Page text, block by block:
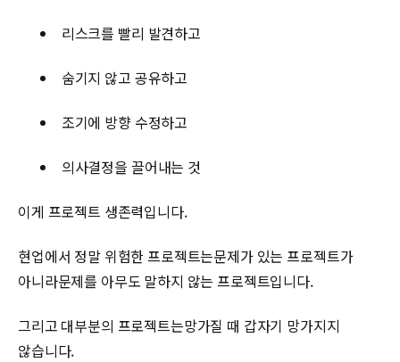
리스크를 빨리 발견하고
숨기지 않고 공유하고
조기에 방향 수정하고
의사결정을 끌어내는 것
이게 프로젝트 생존력입니다.
현업에서 정말 위험한 프로젝트는문제가 있는 프로젝트가
아니라문제를 아무도 말하지 않는 프로젝트입니다.
그리고 대부분의 프로젝트는망가질 때 갑자기 망가지지
않습니다.